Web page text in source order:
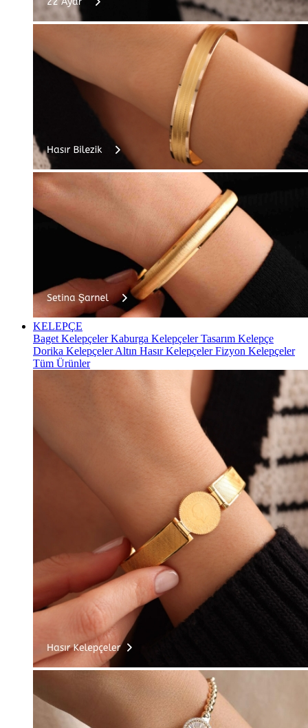
KELEPÇE
Baget KelepçelerKaburga KelepçelerTasarım Kelepçe
Dorika KelepçelerAltın Hasır KelepçelerFizyon Kelepçeler
Tüm Ürünler